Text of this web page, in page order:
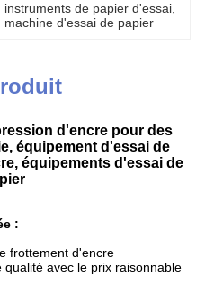
instruments de papier d'essai
machine d'essai de papier
d'encre pour des
équipement d'essai de
équipements d'essai de
:
frottement d'encre
avec le prix raisonnable